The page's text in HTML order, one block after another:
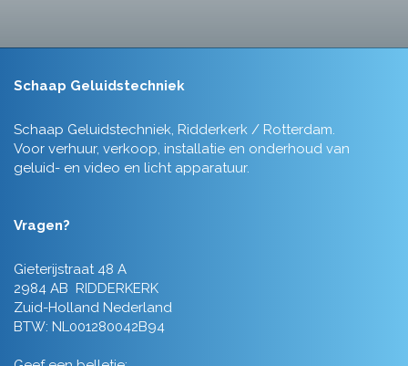
Schaap Geluidstechniek
Schaap Geluidstechniek, Ridderkerk / Rotterdam.
Voor verhuur, verkoop, installatie en onderhoud van
geluid- en video en licht apparatuur.
Vragen?
Gieterijstraat 48 A
2984 AB RIDDERKERK
Zuid-Holland Nederland
BTW: NL001280042B94